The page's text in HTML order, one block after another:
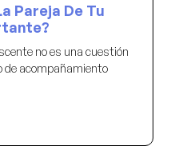
Pareja De Tu
no es una cuestión
de acompañamiento